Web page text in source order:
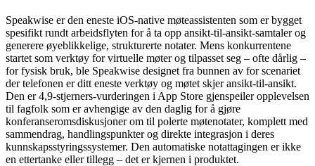
Speakwise er den eneste iOS-native møteassistenten som er bygget
spesifikt rundt arbeidsflyten for å ta opp ansikt-til-ansikt-samtaler og
generere øyeblikkelige, strukturerte notater. Mens konkurrentene
startet som verktøy for virtuelle møter og tilpasset seg – ofte dårlig –
for fysisk bruk, ble Speakwise designet fra bunnen av for scenariet
der telefonen er ditt eneste verktøy og møtet skjer ansikt-til-ansikt.
Den er 4,9-stjerners-vurderingen i App Store gjenspeiler opplevelsen
til fagfolk som er avhengige av den daglig for å gjøre
konferanseromsdiskusjoner om til polerte møtenotater, komplett med
sammendrag, handlingspunkter og direkte integrasjon i deres
kunnskapsstyringssystemer. Den automatiske notattagingen er ikke
en ettertanke eller tillegg – det er kjernen i produktet.